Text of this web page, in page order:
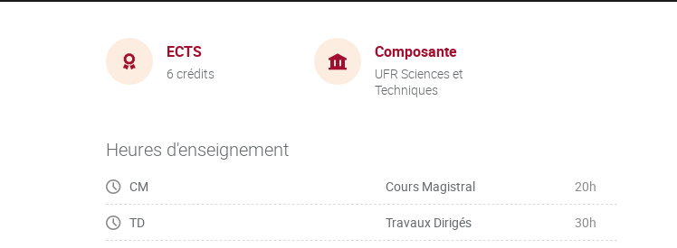
ECTS
6 crédits
Composante
UFR Sciences et
Techniques
Heures d'enseignement
CM Cours Magistral 20h
TD Travaux Dirigés 30h